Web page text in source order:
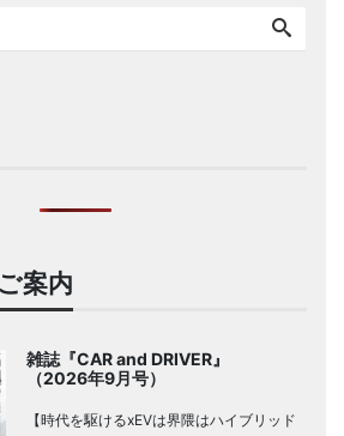
案内
雑誌『CAR and DRIVER』
（2026年9月号）
【時代を駆けるxEVは界隈はハイブリッド